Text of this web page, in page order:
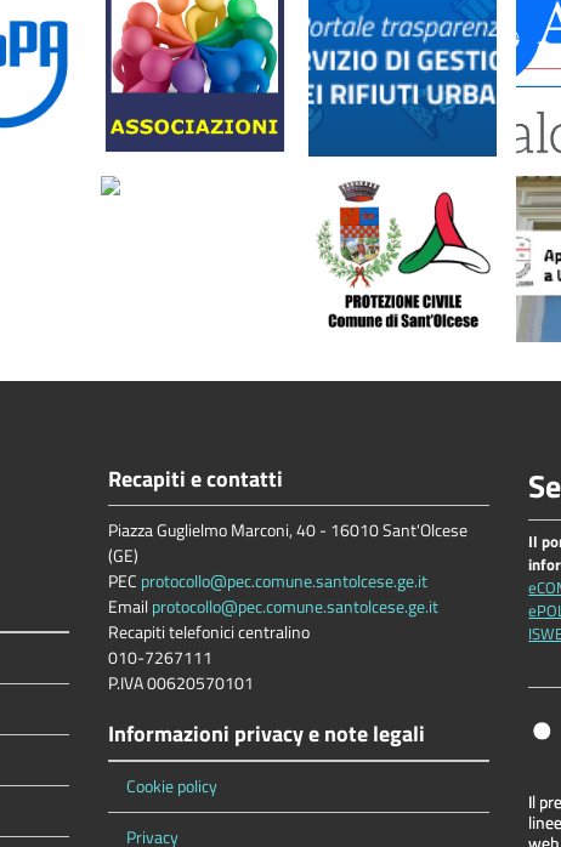
Recapiti e contatti
Piazza Guglielmo Marconi, 40 - 16010 Sant'Olcese
(GE)
PEC protocollo@pec.comune.santolcese.ge.it
Emailprotocollo@pec.comune.santolcese.ge.it
Recapiti telefonici centralino
010-7267111
P.IVA 00620570101
Informazioni privacy e note legali
Cookie policy
Privacy
Il